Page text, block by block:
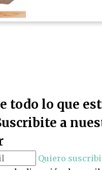
todo lo que
a
Quiero